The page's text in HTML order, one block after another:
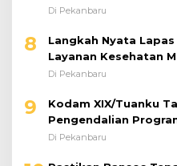
Di Pekanbaru
8
Langkah Nyata
Layanan Kesehatan
Di Pekanbaru
9
Kodam XIX/Tuanku
Pengendalian
Pastikan Kinerja
Di Pekanbaru